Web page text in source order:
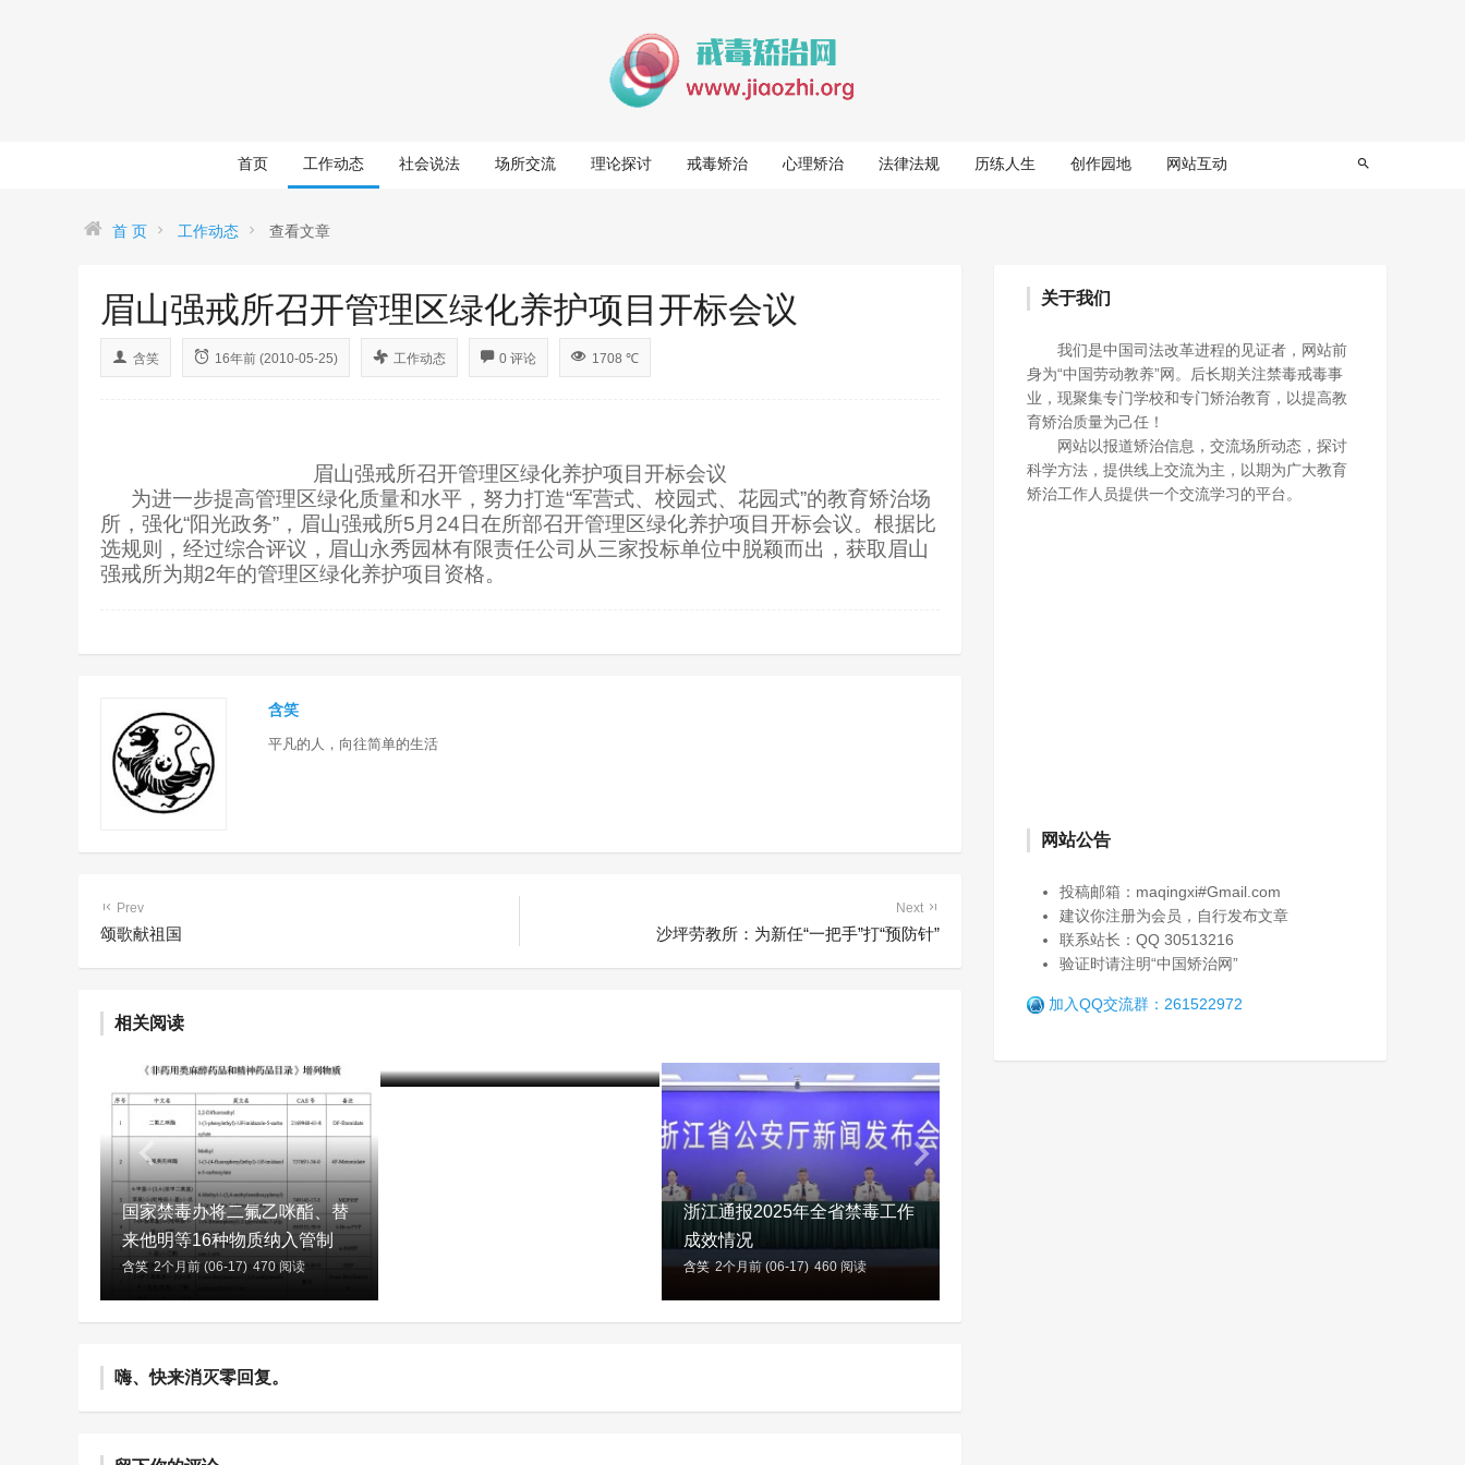
首页 工作动态 社会说法 场所交流 理论探讨 戒毒矫治 心理矫治 法律法规 历练人生 创作园地 网站互动
首 页 工作动态 查看文章
眉山强戒所召开管理区绿化养护项目开标会议
含笑 16年前 (2010-05-25) 工作动态 0 评论 1708 ℃
眉山强戒所召开管理区绿化养护项目开标会议
为进一步提高管理区绿化质量和水平，努力打造“军营式、校园式、花园式”的教育矫治场
所，强化“阳光政务”，眉山强戒所5 月 24 日在所部召开管理区绿化养护项目开标会议。根据比
选规则，经过综合评议，眉山永秀园林有限责任公司从三家投标单位中脱颖而出，获取眉山
强戒所为期2年的管理区绿化养护项目资格。
含笑
平凡的人，向往简单的生活
Prev
颂歌献祖国
Next
沙坪劳教所：为新任“一把手”打“预防针”
相关阅读
国家禁毒办将二氟乙咪酯、替
来他明等16种物质纳入管制
含笑 2个月前 (06-17) 470 阅读
浙江通报2025年全省禁毒工作
成效情况
含笑 2个月前 (06-17) 460 阅读
嗨、快来消灭零回复。
关于我们
我们是中国司法改革进程的见证者，网站前
身为“中国劳动教养”网。后长期关注禁毒戒毒事
业，现聚集专门学校和专门矫治教育，以提高教
育矫治质量为己任！
网站以报道矫治信息，交流场所动态，探讨
科学方法，提供线上交流为主，以期为广大教育
矫治工作人员提供一个交流学习的平台。
网站公告
投稿邮箱：maqingxi#Gmail.com
建议你注册为会员，自行发布文章
联系站长：QQ 30513216
验证时请注明“中国矫治网”
加入QQ交流群：261522972